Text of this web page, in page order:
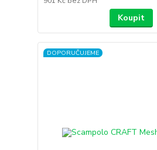
Koupit
DOPORUČUJEME